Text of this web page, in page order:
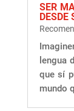
SER
DESDE
lengua
que sí
mundo